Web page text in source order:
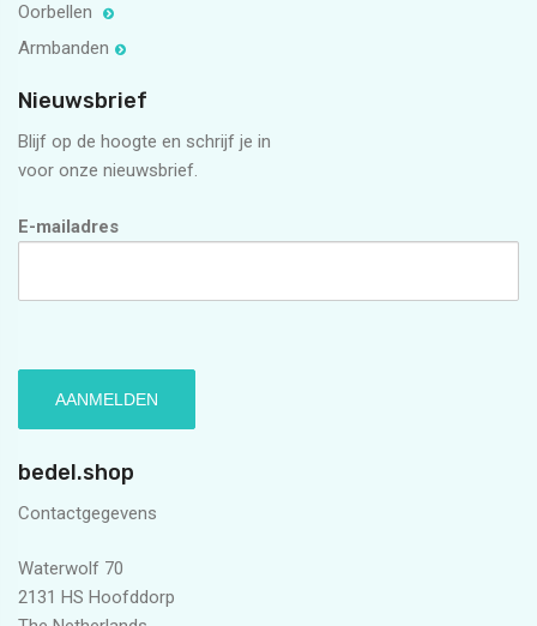
Oorbellen
Armbanden
Nieuwsbrief
Blijf op de hoogte en schrijf je in
voor onze nieuwsbrief.
E-mailadres
bedel.shop
Contactgegevens
Waterwolf 70
2131 HS Hoofddorp